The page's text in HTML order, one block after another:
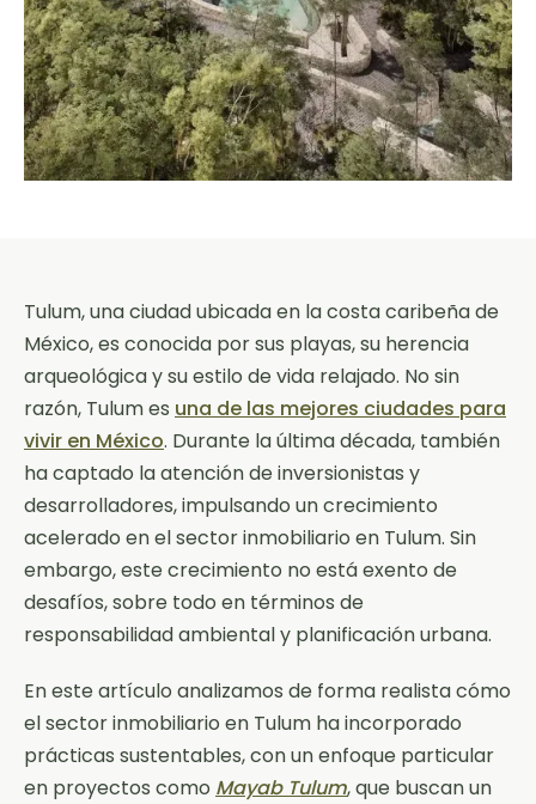
Tulum, una ciudad ubicada en la costa caribeña de
México, es conocida por sus playas, su herencia
arqueológica y su estilo de vida relajado. No sin
razón, Tulum es una de las mejores ciudades para
vivir en México. Durante la última década, también
ha captado la atención de inversionistas y
desarrolladores, impulsando un crecimiento
acelerado en el sector inmobiliario en Tulum. Sin
embargo, este crecimiento no está exento de
desafíos, sobre todo en términos de
responsabilidad ambiental y planificación urbana.
En este artículo analizamos de forma realista cómo
el sector inmobiliario en Tulum ha incorporado
prácticas sustentables, con un enfoque particular
en proyectos como Mayab Tulum, que buscan un